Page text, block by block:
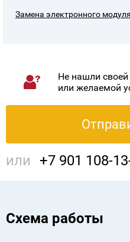
Замена электронного модуля
Не нашли
или желаемой
или +7 901 108-
Схема работы